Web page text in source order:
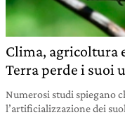
Clima, agricoltura
Terra perde i suoi
Numerosi studi spiegano
l’artificializzazione dei